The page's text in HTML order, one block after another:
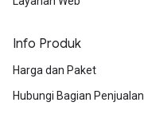
Info Produk
Harga dan Paket
Hubungi Bagian Penjualan